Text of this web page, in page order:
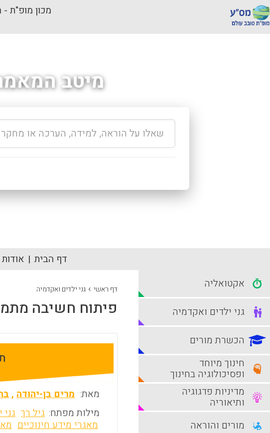
מכון מופ"ת
מיטב
דף הבית אודות
דף ראשי › גני ילדים ואקדמיה
פיתוח חשיבה
מאת: מרים בן-יהודה,
מילות מפתח: גיל רך גני
מאגרי מידע חינוכיים
אקטואליה
גני ילדים ואקדמיה
הכשרת מורים
חינוך מיוחד
ופסיכולוגיה בחינוך
מדיניות פדגוגיה
ותיאוריה
מורים והוראה